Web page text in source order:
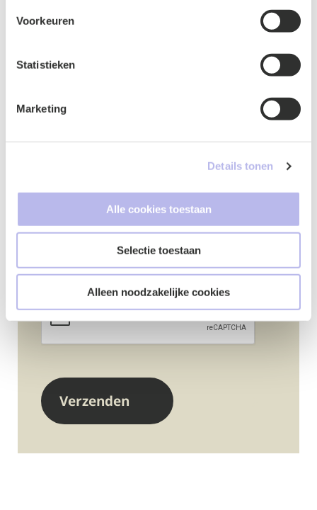
Voorkeuren
Statistieken
Marketing
Details tonen
Alle cookies toestaan
Selectie toestaan
Alleen noodzakelijke cookies
Google ReCaptcha*